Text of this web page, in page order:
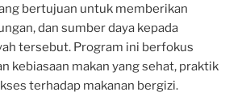
bertujuan untuk memberikan
dan sumber daya kepada
tersebut. Program ini berfokus
kebiasaan makan yang sehat, praktik
terhadap makanan bergizi.